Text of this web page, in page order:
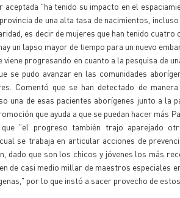
aceptada "ha tenido su impacto en el
de una alta tasa de nacimientos,
es decir de mujeres que han tenido
un lapso mayor de tiempo para un nuevo
viene progresando en cuanto a la pesquisa de
se pudo avanzar en las comunidades
Comentó que se han detectado de
una de esas pacientes aborígenes junto a
que ayuda a que se puedan hacer más
"el progreso también trajo aparejado
se trabaja en articular acciones de
dado que son los chicos y jóvenes los más
de casi medio millar de maestros
por lo que instó a sacer provecho de